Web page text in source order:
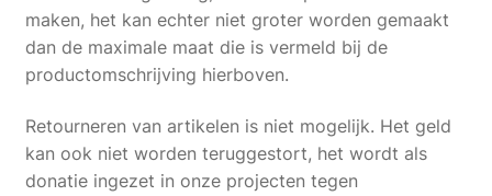
maken, het kan echter niet groter worden gemaakt
dan de maximale maat die is vermeld bij de
productomschrijving hierboven.
Retourneren van artikelen is niet mogelijk. Het geld
kan ook niet worden teruggestort, het wordt als
donatie ingezet in onze projecten tegen